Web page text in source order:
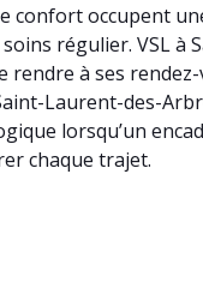
confort occupent
régulier. VSL à
à ses
Laurent-des-
lorsqu’un
chaque trajet.